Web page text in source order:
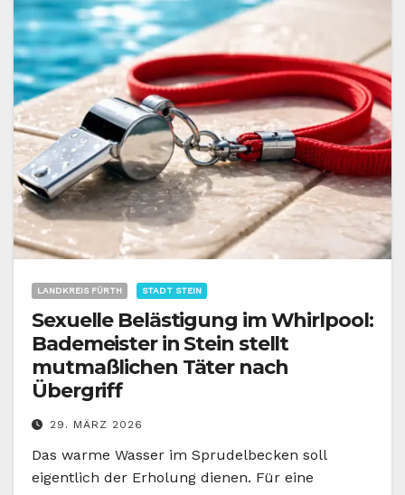
LANDKREIS FÜRTH STADT STEIN
Sexuelle Belästigung im Whirlpool:
Bademeister in Stein stellt
mutmaßlichen Täter nach
Übergriff
29. MÄRZ 2026
Das warme Wasser im Sprudelbecken soll
eigentlich der Erholung dienen. Für eine